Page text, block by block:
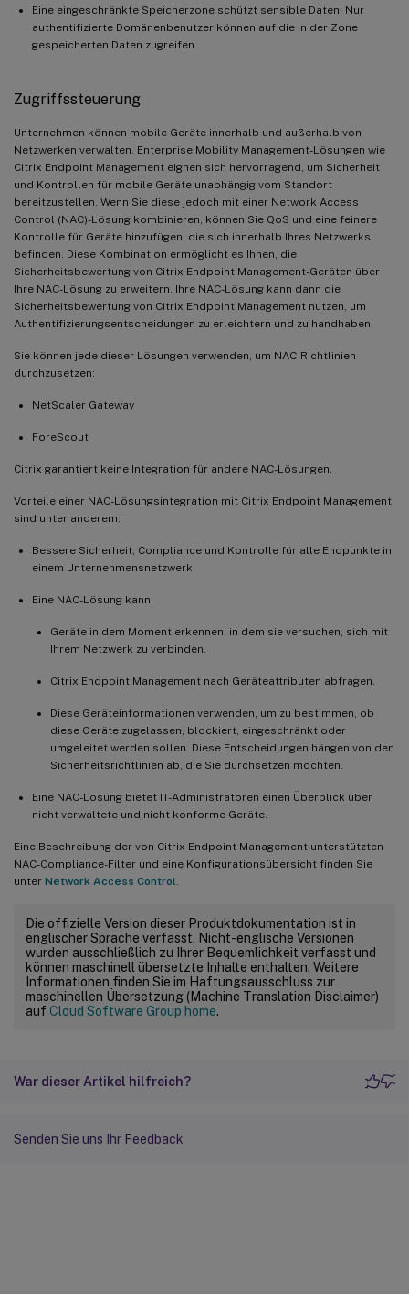
Eine eingeschränkte Speicherzone schützt sensible Daten: Nur
authentifizierte Domänenbenutzer können auf die in der Zone
gespeicherten Daten zugreifen.
Zugriffssteuerung
Unternehmen können mobile Geräte innerhalb und außerhalb von
Netzwerken verwalten. Enterprise Mobility Management-Lösungen wie
Citrix Endpoint Management eignen sich hervorragend, um Sicherheit
und Kontrollen für mobile Geräte unabhängig vom Standort
bereitzustellen. Wenn Sie diese jedoch mit einer Network Access
Control (NAC)-Lösung kombinieren, können Sie QoS und eine feinere
Kontrolle für Geräte hinzufügen, die sich innerhalb Ihres Netzwerks
befinden. Diese Kombination ermöglicht es Ihnen, die
Sicherheitsbewertung von Citrix Endpoint Management-Geräten über
Ihre NAC-Lösung zu erweitern. Ihre NAC-Lösung kann dann die
Sicherheitsbewertung von Citrix Endpoint Management nutzen, um
Authentifizierungsentscheidungen zu erleichtern und zu handhaben.
Sie können jede dieser Lösungen verwenden, um NAC-Richtlinien
durchzusetzen:
NetScaler Gateway
ForeScout
Citrix garantiert keine Integration für andere NAC-Lösungen.
Vorteile einer NAC-Lösungsintegration mit Citrix Endpoint Management
sind unter anderem:
Bessere Sicherheit, Compliance und Kontrolle für alle Endpunkte in
einem Unternehmensnetzwerk.
Eine NAC-Lösung kann:
Geräte in dem Moment erkennen, in dem sie versuchen, sich mit
Ihrem Netzwerk zu verbinden.
Citrix Endpoint Management nach Geräteattributen abfragen.
Diese Geräteinformationen verwenden, um zu bestimmen, ob
diese Geräte zugelassen, blockiert, eingeschränkt oder
umgeleitet werden sollen. Diese Entscheidungen hängen von den
Sicherheitsrichtlinien ab, die Sie durchsetzen möchten.
Eine NAC-Lösung bietet IT-Administratoren einen Überblick über
nicht verwaltete und nicht konforme Geräte.
Eine Beschreibung der von Citrix Endpoint Management unterstützten
NAC-Compliance-Filter und eine Konfigurationsübersicht finden Sie
unter Network Access Control
Die offizielle Version dieser Produktdokumentation ist in
englischer Sprache verfasst. Nicht-englische Versionen
wurden ausschließlich zu Ihrer Bequemlichkeit verfasst und
können maschinell übersetzte Inhalte enthalten. Weitere
Informationen finden Sie im Haftungsausschluss zur
maschinellen Übersetzung (Machine Translation Disclaimer)
auf Cloud Software Group home.
War dieser Artikel hilfreich?
Senden Sie uns Ihr Feedback